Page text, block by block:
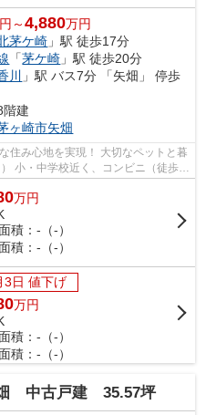
～4,880万円
茅ケ崎 」駅 徒歩17分
「茅ケ崎 」駅 徒歩20分
川
」駅 バス7分 「矢畑」 停歩
階建
ヶ崎市矢畑
住み心地を実現！ 大切なペットと暮
小・中学校近く、コンビニ（徒歩４
万円
積：-（-）
積：-（-）
3日 値下げ
万円
積：-（-）
積：-（-）
中古戸建 35.57坪